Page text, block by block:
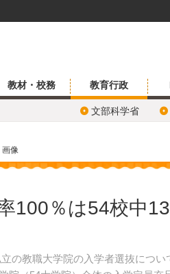
教材・校務 教育行政
文部科学省
画像
100％は54校中
の教職大学院の入学者選抜につい